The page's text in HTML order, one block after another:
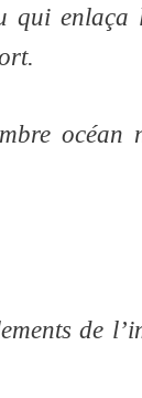
qui enlaça
océan
de